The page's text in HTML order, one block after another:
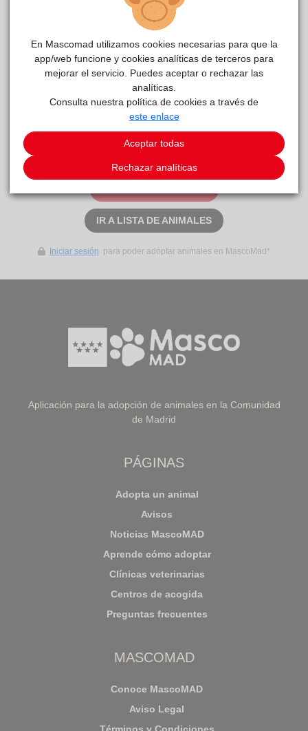
reside actualmente en el centro de acogida
Anaa
COMENTARIOS
MAX y WILL una parejita de hermanos inseparables
Este animal aún no ha recibido solicitudes de
adopción
IR A LISTA DE ANIMALES
Iniciar sesión para poder adoptar animales en MascoMad*
Aplicación para la adopción de animales en la Comunidad
de Madrid
PÁGINAS
Adopta un animal
Avisos
Noticias MascoMAD
Aprende cómo adoptar
Clínicas veterinarias
Centros de acogida
Preguntas frecuentes
MASCOMAD
Conoce MascoMAD
Aviso Legal
En Mascomad utilizamos cookies necesarias para que la
app/web funcione y cookies analíticas de terceros para
mejorar el servicio. Puedes aceptar o rechazar las
analíticas.
Consulta nuestra política de cookies a través de
este enlace
Aceptar todas
Rechazar analíticas